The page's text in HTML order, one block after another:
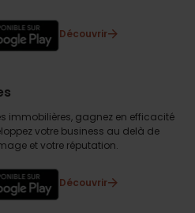
Découvrir
immobilières, gagnez en efficacité
votre business au delà de
et votre réputation.
Découvrir